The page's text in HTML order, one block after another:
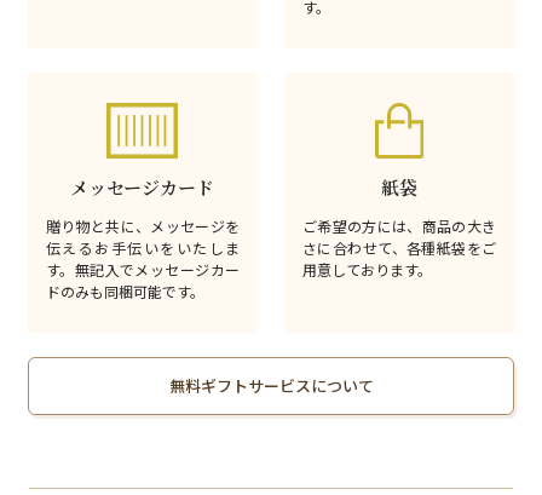
す。
メッセージカード
贈り物と共に、メッセージを
伝えるお手伝いをいたしま
す。無記入でメッセージカー
ドのみも同梱可能です。
紙袋
ご希望の方には、商品の大き
さに合わせて、各種紙袋をご
用意しております。
無料ギフトサービスについて